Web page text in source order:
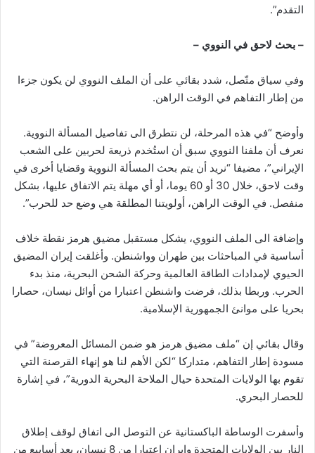
التقدم”.
– بحث لاحق في النووي –
وفي سياق متّصل، شدد بقائي على أن الملف النووي لن يكون جزءا
من إطار التفاهم في الوقت الراهن.
وأوضح “في هذه المرحلة، لن نتطرق الى تفاصيل المسألة النووية.
نعرف أن ملفنا النووي سبق أن استُخدم ذريعة لحربين على الشعب
الإيراني”، مضيفا “نريد أن يتم بحث المسألة النووية وقضايا أخرى في
وقت لاحق، خلال 30 أو 60 يوما، أو أي مهلة يتم الاتفاق عليها، بشكل
منفصل. في الوقت الراهن، أولويتنا المطلقة هي وضع حد للحرب”.
وإضافة الى الملف النووي، يشكل مستقبل مضيق هرمز نقطة خلاف
أساسية في المباحثات بين طهران وواشنطن. وأغلقت إيران المضيق
الحيوي لإمدادات الطاقة العالمية وحركة الشحن البحرية، منذ بدء
الحرب. وربطا بذلك، فرضت واشنطن اعتبارا من أوائل نيسان، حصارا
بحريا على موانئ الجمهورية الإسلامية.
وقال بقائي إن “ملف مضيق هرمز هو ضمن المسائل المعروضة” في
مسودة إطار التفاهم، متداركا “لكن الأهم لنا هو إنهاء القرصنة التي
تقوم بها الولايات المتحدة حيال الملاحة البحرية الدورية”، في إشارة
للحصار البحري.
وأسفرت الوساطة الباكستانية عن التوصل الى اتفاق لوقف إطلاق
النار بين الولايات المتحدة وإيران اعتبارا من 8 نيسان، بعد أسابيع من